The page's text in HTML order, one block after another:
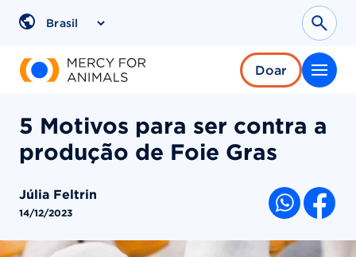
para
Region
Doar
5 Motivos para ser contra a
produção de Foie Gras
Júlia Feltrin
14/12/2023